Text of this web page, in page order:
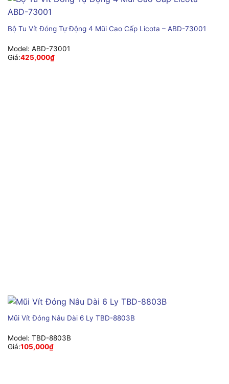
Bộ Tu Vít Đóng Tự Động 4 Mũi Cao Cấp Licota – ABD-73001
Model: ABD-73001
Giá:425,000₫
Mũi Vít Đóng Nâu Dài 6 Ly TBD-8803B
Model: TBD-8803B
Giá:105,000₫